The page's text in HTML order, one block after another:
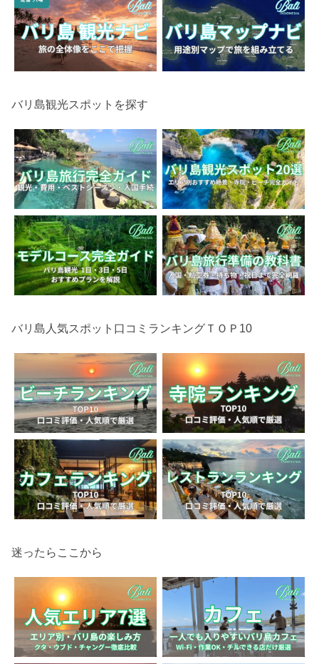
バリ島観光スポットを探す
バリ島人気スポット口コミランキングＴＯＰ10
迷ったらここから